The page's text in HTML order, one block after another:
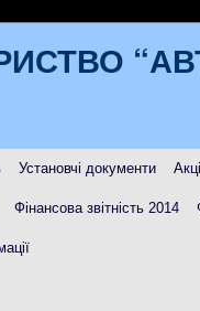
Установчі документи
Фінансова звітність 2014